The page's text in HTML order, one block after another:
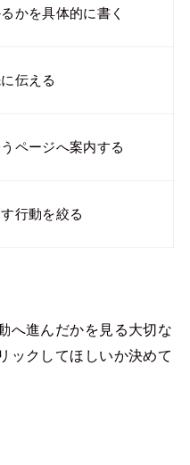
かを具体的に書く
伝える
ページへ案内する
行動を絞る
へ進んだかを見る大切な
ックしてほしいか決めて